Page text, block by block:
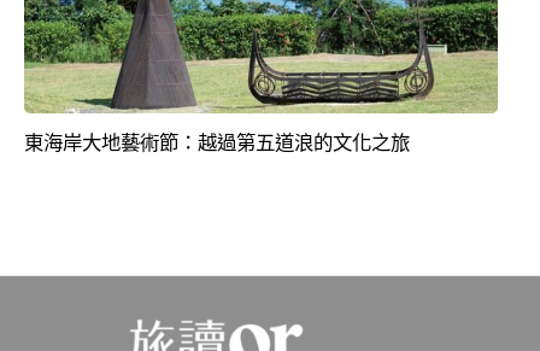
東海岸大地藝術節：越過第五道浪的文化之旅